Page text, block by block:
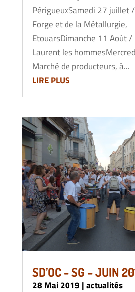
PérigueuxSamedi 27 juillet
Forge et de la Métallurgie,
EtouarsDimanche 11 Août /
Laurent les
Marché de producteurs, à...
LIRE PLUS
SD’OC – SG – JUIN
28 Mai 2019 |actualités